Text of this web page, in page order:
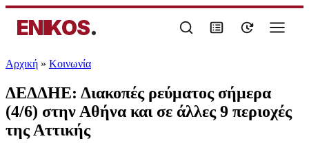
ENIKOS.
Αρχική » Κοινωνία
ΔΕΔΔΗΕ: Διακοπές ρεύματος σήμερα
(4/6) στην Αθήνα και σε άλλες 9 περιοχές
της Αττικής